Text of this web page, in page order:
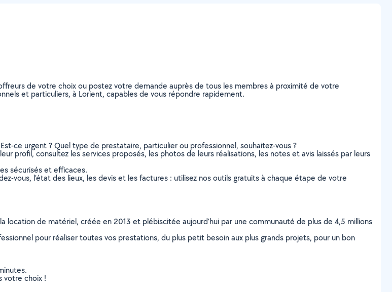
de votre choix ou postez votre demande auprès de tous les membres à proximité de votre
et particuliers, à Lorient, capables de vous répondre rapidement.
ce urgent ? Quel type de prestataire, particulier ou professionnel, souhaitez-vous ?
profil, consultez les services proposés, les photos de leurs réalisations, les notes et avis laissés par leurs
sécurisés et efficaces.
vous, l’état des lieux, les devis et les factures : utilisez nos outils gratuits à chaque étape de votre
location de matériel, créée en 2013 et plébiscitée aujourd’hui par une communauté de plus de 4,5 millions
pour réaliser toutes vos prestations, du plus petit besoin aux plus grands projets, pour un bon
votre choix !